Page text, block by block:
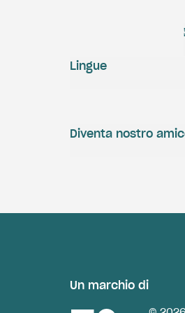
Diventa nostro
Lingue
Un marchio di